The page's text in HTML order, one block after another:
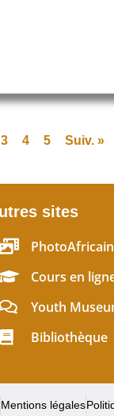
3 4 5 Suiv. »
sites
Cours en
Youth
Bibliothèque
Mentions légales